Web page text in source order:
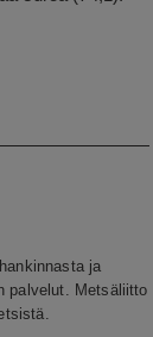
ja
palvelut. Metsäliitto